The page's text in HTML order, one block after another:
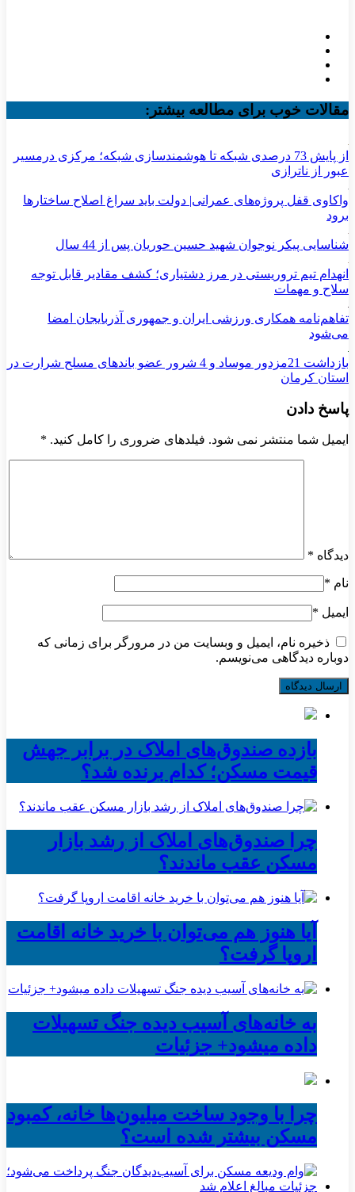
مقالات خوب برای مطالعه بیشتر:
از پایش 73 درصدی شبکه تا هوشمندسازی شبکه؛ مرکزی درمسیر
عبور از ناترازی
واکاوی قفل پروژه‌های عمرانی| دولت باید سراغ اصلاح ساختارها
برود
شناسایی پیکر نوجوان شهید حسین حوریان پس از 44 سال
انهدام تیم تروریستی در مرز دشتیاری؛ کشف مقادیر قابل توجه
سلاح و مهمات
تفاهم‌نامه همکاری ورزشی ایران و جمهوری آذربایجان امضا
می‌شود
بازداشت 21مزدور موساد و 4 شرور عضو باندهای مسلح شرارت در
استان کرمان
پاسخ دادن
ایمیل شما منتشر نمی شود. فیلدهای ضروری را کامل کنید. *
دیدگاه *
نام *
ایمیل *
ذخیره نام، ایمیل و وبسایت من در مرورگر برای زمانی که
دوباره دیدگاهی می‌نویسم.
بازده صندوق‌های املاک در برابر جهش
قیمت مسکن؛ کدام برنده شد؟
چرا صندوق‌های املاک از رشد بازار
مسکن عقب ماندند؟
آیا هنوز هم می‌توان با خرید خانه اقامت
اروپا گرفت؟
به خانه‌های آسیب دیده جنگ تسهیلات
داده میشود+ جزئیات
چرا با وجود ساخت میلیون‌ها خانه، کمبود
مسکن بیشتر شده است؟